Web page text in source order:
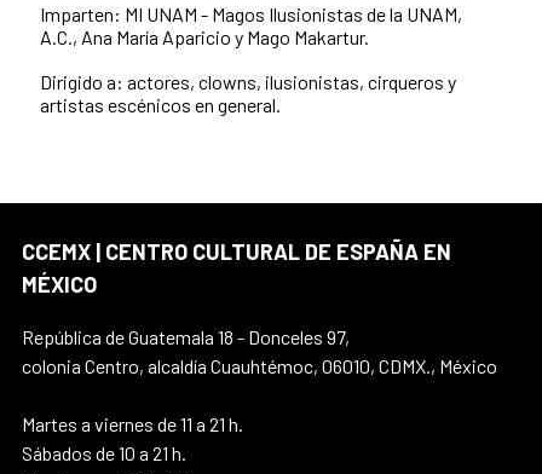
Imparten: MI UNAM - Magos Ilusionistas de la UNAM,
A.C., Ana María Aparicio y Mago Makartur.
Dirigido a: actores, clowns, ilusionistas, cirqueros y
artistas escénicos en general.
CCEMX | CENTRO CULTURAL DE ESPAÑA EN
MÉXICO
República de Guatemala 18 - Donceles 97,
colonia Centro, alcaldía Cuauhtémoc, 06010, CDMX., México
Martes a viernes de 11 a 21 h.
Sábados de 10 a 21 h.